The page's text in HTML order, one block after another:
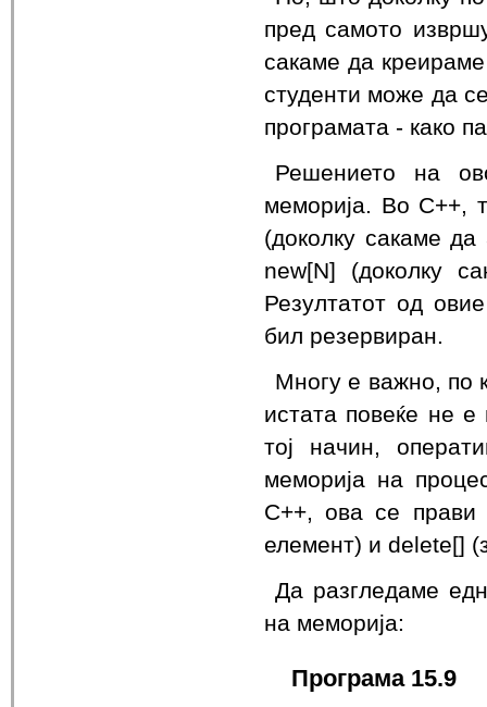
пред самото
сакаме да
студенти може да
програмата - како
Решението на
меморија. Во C++,
(доколку сакаме
new[N] (доколку
Резултатот од
бил резервиран.
Многу е важно, по
истата повеќе не
тој начин,
меморија на
C++, ова се прави
елемент) и delete[]
Да разгледаме
на меморија:
Програма 15.9